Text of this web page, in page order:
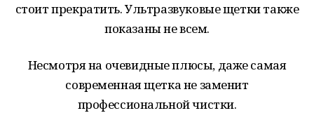
стоит прекратить. Ультразвуковые щетки также
показаны не всем.
Несмотря на очевидные плюсы, даже самая
современная щетка не заменит
профессиональной чистки.